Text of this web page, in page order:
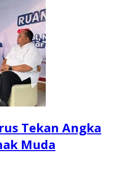
Tekan Angka
Muda